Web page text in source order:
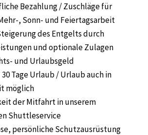
Bezahlung / Zuschläge für
, Sonn- und Feiertagsarbeit
des Entgelts durch
und optionale Zulagen
und Urlaubsgeld
30 Tage Urlaub / Urlaub auch in
möglich
der Mitfahrt in unserem
Shuttleservice
persönliche Schutzausrüstung